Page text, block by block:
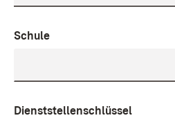
Schule
Dienststellenschlüssel